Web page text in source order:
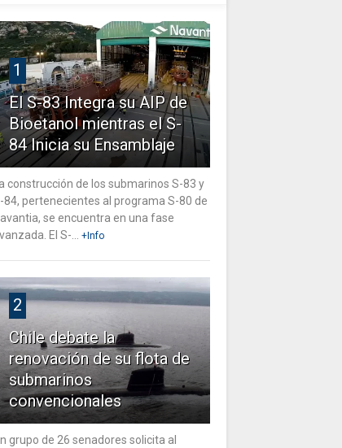
1
El S-83 Integra su AIP de
Bioetanol mientras el S-
84 Inicia su Ensamblaje
construcción de los submarinos S-83 y
84, pertenecientes al programa S-80 de
se encuentra en una fase
El S-...
+Info
2
Chile debate la
renovación de su flota de
submarinos
convencionales
grupo de 26 senadores solicita al